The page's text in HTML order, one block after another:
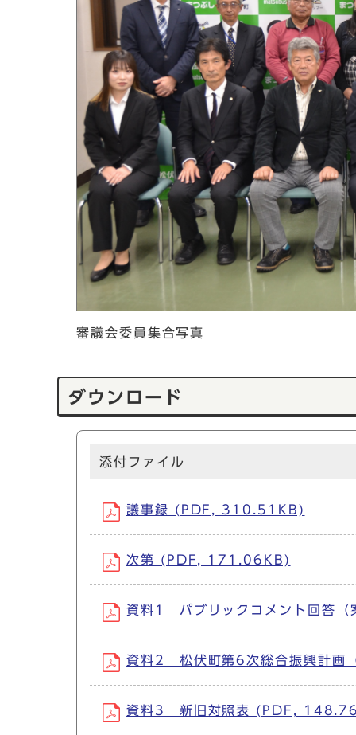
審議会委員集合写真
ダウンロード
添付ファイル
議事録 (PDF, 310.51KB)
次第 (PDF, 171.06KB)
資料1 パブリックコメント回答
資料2 松伏町第6次総合振興計
資料3 新旧対照表 (PDF,